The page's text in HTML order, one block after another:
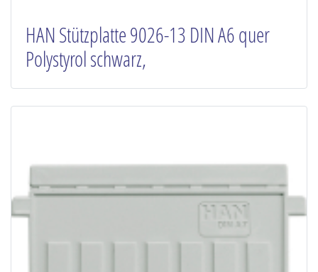
HAN Stützplatte 9026-13 DIN A6 quer
Polystyrol schwarz,